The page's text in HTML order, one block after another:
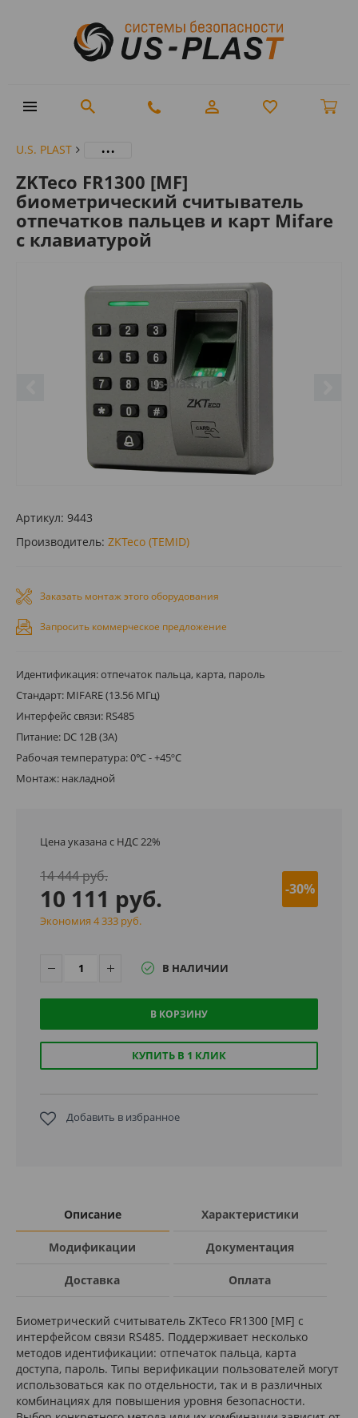
U.S. PLAST ...
ZKTeco FR1300 [MF]
биометрический считыватель
отпечатков пальцев и карт Mifare
с клавиатурой
Артикул: 9443
Производитель: ZKTeco (TEMID)
Заказать монтаж этого оборудования
Запросить коммерческое предложение
Идентификация: отпечаток пальца, карта, пароль
Стандарт: MIFARE (13.56 МГц)
Интерфейс связи: RS485
Питание: DC 12В (3A)
Рабочая температура: 0℃ - +45ºC
Монтаж: накладной
Цена указана с НДС 22%
14 444 руб.
10 111 руб. -30%
Экономия 4 333 руб.
В НАЛИЧИИ
В КОРЗИНУ
КУПИТЬ В 1 КЛИК
Добавить в избранное
Описание Характеристики
Модификации Документация
Доставка Оплата
Биометрический считыватель ZKTeco FR1300 [MF] с
интерфейсом связи RS485. Поддерживает несколько
методов идентификации: отпечаток пальца, карта
доступа, пароль. Типы верификации пользователей могут
использоваться как по отдельности, так и в различных
комбинациях для повышения уровня безопасности.